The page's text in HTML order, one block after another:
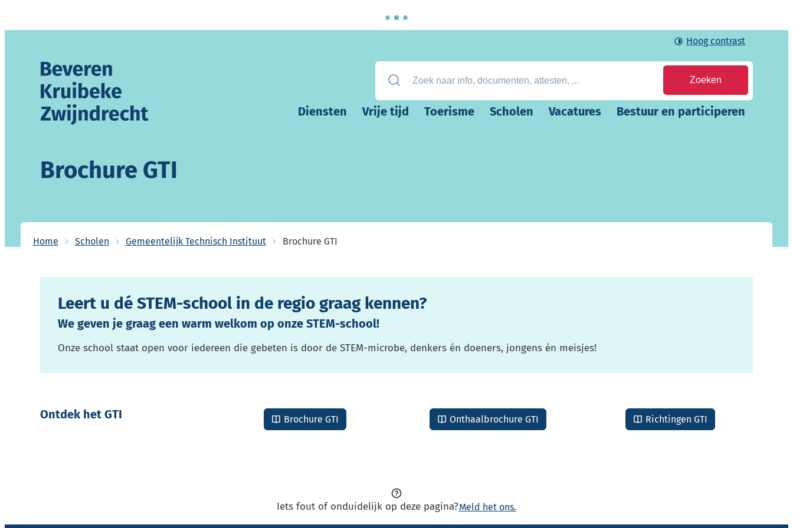
Hoog contrast
Gemeente Beveren-Kruibeke-Zwijndrecht
Zoeken
Diensten Vrije tijd Toerisme Scholen Vacatures Bestuur en participeren
Brochure GTI
Home Scholen Gemeentelijk Technisch Instituut Brochure GTI
Leert u dé STEM-school in de regio graag kennen?
We geven je graag een warm welkom op onze STEM-school!
Onze school staat open voor iedereen die gebeten is door de STEM-microbe, denkers én doeners, jongens én meisjes!
Ontdek het GTI Brochure GTI Onthaalbrochure GTI Richtingen GTI
Iets fout of onduidelijk op deze pagina?Meld het ons.